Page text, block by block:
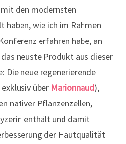
den modernsten
haben, wie ich im Rahmen
erfahren habe, an
neuste Produkt aus dieser
Die neue regenerierende
exklusiv über Marionnaud),
nativer Pflanzenzellen,
enthält und damit
der Hautqualität